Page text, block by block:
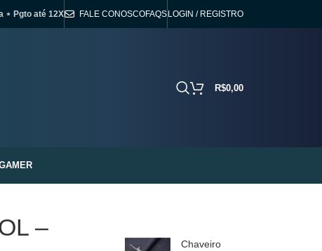
⋆ Pgto até 12X FALE CONOSCOFAQS LOGIN / REGISTRO
R$0,00
–
Chaveiro